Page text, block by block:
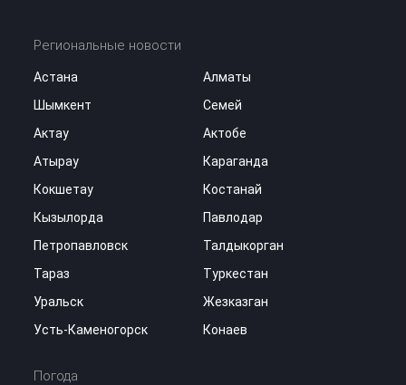
Региональные новости
Астана
Алматы
Шымкент
Семей
Актау
Актобе
Атырау
Караганда
Кокшетау
Костанай
Кызылорда
Павлодар
Петропавловск
Талдыкорган
Тараз
Туркестан
Уральск
Жезказган
Усть-Каменогорск
Конаев
Погода